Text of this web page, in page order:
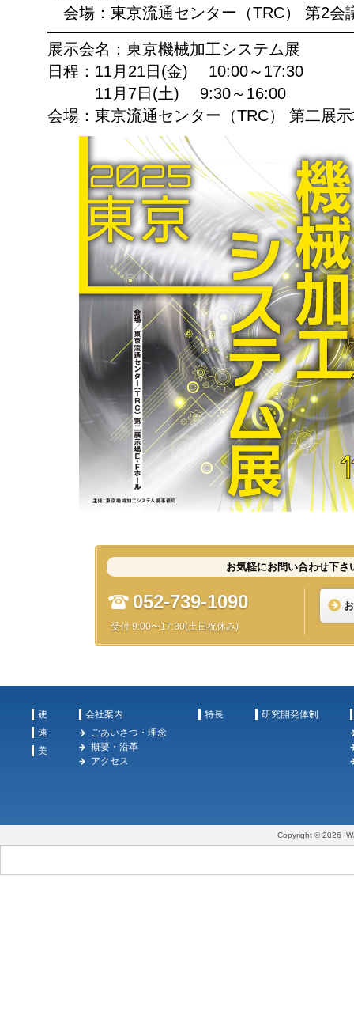
会場：東京流通センター（TRC） 第2
展示会名：東京機械加工システム展
日程：11月21日(金) 10:00～17:30
11月7日(土) 9:30～16:00
会場：東京流通センター（TRC） 第二展
お気軽にお問い合わせ下さ
052-739-1090
受付 9:00〜17:30(土日祝休み)
硬
速
美
会社案内
ごあいさつ・理念
概要・沿革
アクセス
特長 研究開発体制
Copyright © 2026